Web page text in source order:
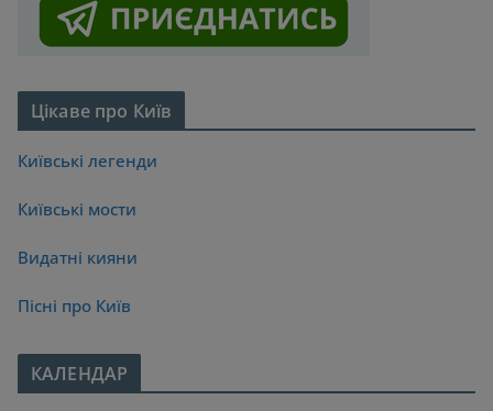
Цікаве про Київ
Київські легенди
Київські мости
Видатні кияни
Пісні про Київ
КАЛЕНДАР